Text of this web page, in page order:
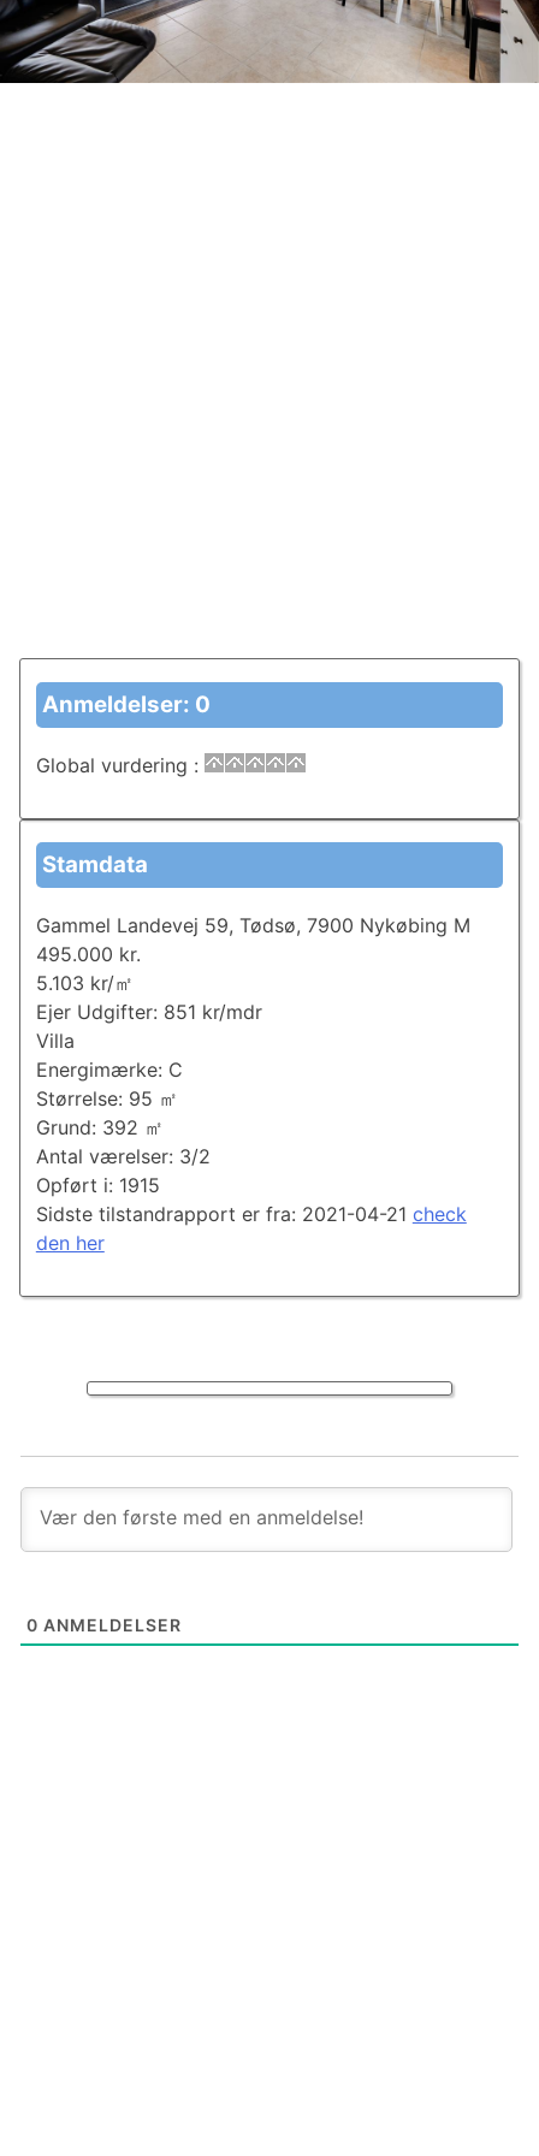
0 ANMELDELSER
Anmeldelser: 0
Global vurdering :
Stamdata
Gammel Landevej 59, Tødsø, 7900 Nykøbing M
495.000 kr.
5.103 kr/㎡
Ejer Udgifter: 851 kr/mdr
Villa
Energimærke: C
Størrelse: 95 ㎡
Grund: 392 ㎡
Antal værelser: 3/2
Opført i: 1915
Sidste tilstandrapport er fra: 2021-04-21 check
den her